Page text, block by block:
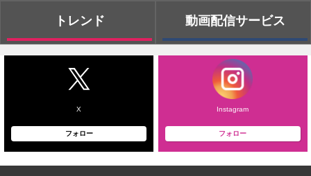
トレンド 動画配信サービス
X
フォロー
Instagram
フォロー